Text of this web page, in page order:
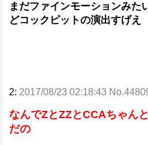
まだファインモーションみた
どコックピットの演出すげえ
2: 2017/08/23 02:18:43
なんでZとZZとCCAちゃん
だの